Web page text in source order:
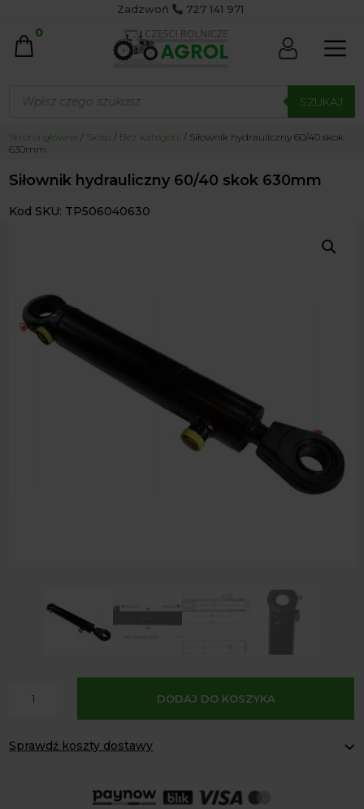
Zadzwoń 727 141 971
0
produktów SZUKAJ
Strona główna / Sklep / Bez kategorii / Siłownik hydrauliczny 60/40 skok
630mm
Siłownik hydrauliczny 60/40 skok 630mm
Kod SKU: TP506040630
60/40
DODAJ DO KOSZYKA
t
e
Sprawdź koszty dostawy
Odbiór osobisty:Oblekoń 156a, 28-133 Pacanów